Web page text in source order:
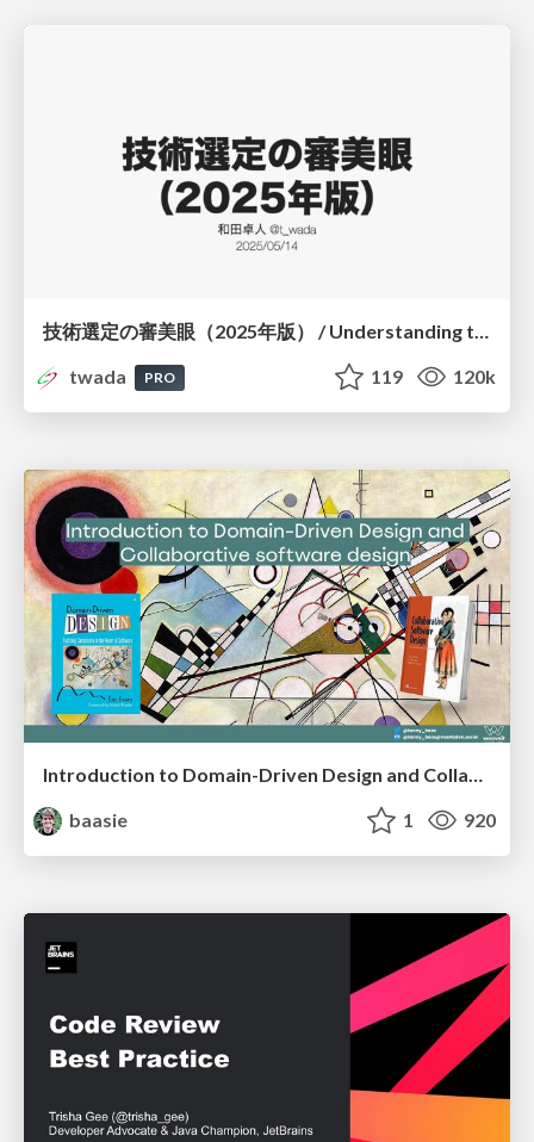
技術選定の審美眼（2025年版） / Understanding the Spiral of Technologies 2025 edition
twada
PRO 119 120k
Introduction to Domain-Driven Design and Collaborative software design
baasie
1 920